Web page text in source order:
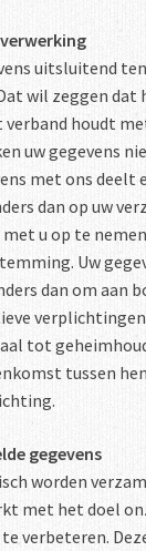
uitsluitend
wil zeggen dat
houdt
uw gegevens
met ons deelt
dan op uw
u op te
Uw
dan om aan
tot
tussen
gegevens
worden
met het doel
verbeteren.